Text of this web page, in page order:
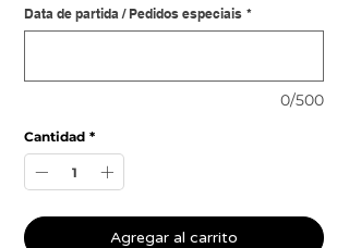
Data de partida / Pedidos especiais *
0/500
Cantidad *
Agregar al carrito